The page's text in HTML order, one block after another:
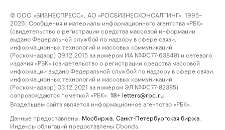
© ООО «БИЗНЕСПРЕСС», АО «РОСБИЗНЕСКОНСАЛТИНГ», 1995–
2026. Сообщения и материалы информационного агентства «РБК»
(свидетельство о регистрации средства массовой информации
выдано Федеральной службой по надзору в сфере связи,
информационных технологий и массовых коммуникаций
(Роскомнадзор) 09.12.2015 за номером ИА №ФС77-63848) и сетевого
издания «РБК» (свидетельство о регистрации средства массовой
информации выдано Федеральной службой по надзору в сфере связи,
информационных технологий и массовых коммуникаций
(Роскомнадзор) 03.12.2021 за номером ЭЛ №ФС77-82385)
сопровождаются пометкой «РБК».
18+ letters@rbc.ru
Владельцем сайта является информационное агентство «РБК».
Данные предоставлены: Мосбиржа Санкт-Петербургская биржа
Индексы облигаций предоставлены Cbonds.